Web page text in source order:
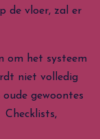
de vloer, zal er
om het systeem
niet volledig
gewoontes
Checklists,